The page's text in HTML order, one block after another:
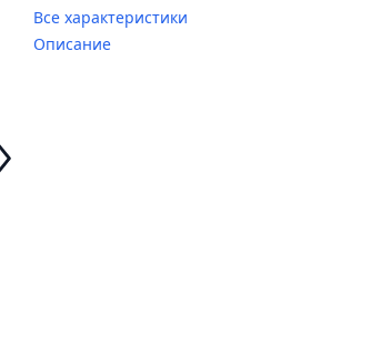
Все характеристики
Описание